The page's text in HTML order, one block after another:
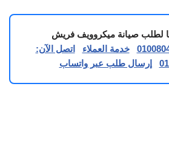
لطلب صيانة ميكروويف فريش
خدمة العملاء
اتصل الآن:
إرسال طلب عبر واتساب